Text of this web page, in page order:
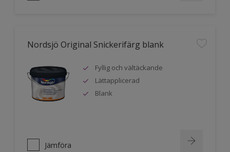
Nordsjö Original Snickerifärg blank
Fyllig och vältäckande
Lättapplicerad
Blank
Jämföra